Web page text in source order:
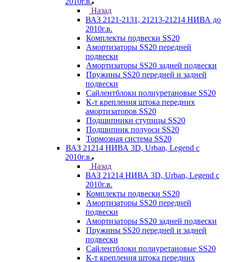
Назад
ВАЗ 2121-2131, 21213-21214 НИВА до
2010г.в.
Комплекты подвески SS20
Амортизаторы SS20 передней
подвески
Амортизаторы SS20 задней подвески
Пружины SS20 передней и задней
подвески
Сайлентблоки полиуретановые SS20
К-т крепления штока передних
амортизаторов SS20
Подшипники ступицы SS20
Подшипник полуоси SS20
Тормозная система SS20
ВАЗ 21214 НИВА 3D, Urban, Legend c
2010г.в.
Назад
ВАЗ 21214 НИВА 3D, Urban, Legend c
2010г.в.
Комплекты подвески SS20
Амортизаторы SS20 передней
подвески
Амортизаторы SS20 задней подвески
Пружины SS20 передней и задней
подвески
Сайлентблоки полиуретановые SS20
К-т крепления штока передних